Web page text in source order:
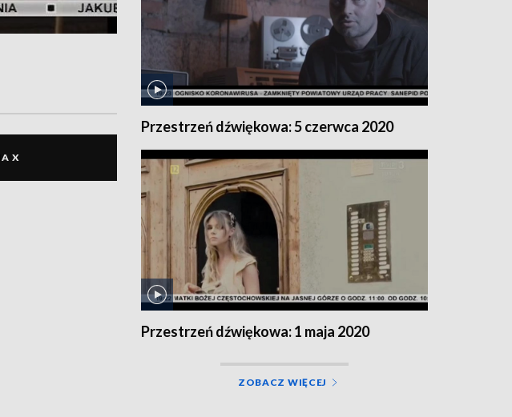
X
Przestrzeń dźwiękowa: 5 czerwca 2020
Przestrzeń dźwiękowa: 1 maja 2020
ZOBACZ WIĘCEJ